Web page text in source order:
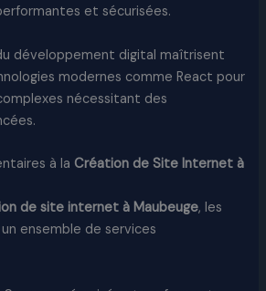
et sécurisées.​
développement digital maîtrisent
modernes comme React pour
nécessitant des
à la Création de Site Internet à
de site internet à Maubeuge, les
ensemble de services